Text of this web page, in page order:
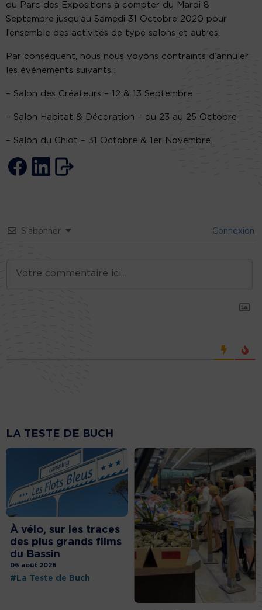
du Parc des Expositions à compter du Mardi 8
Septembre jusqu’au Samedi 31 Octobre 2020 pour
l’ensemble des activités de type salons et autres.
Par conséquent, nous nous voyons contraints d’annuler
les événements suivants :
– Salon des Créateurs – 12 & 13 Septembre
– Salon Habitat & Décoration – du 23 au 25 Octobre
– Salon du Chiot – 31 Octobre & 1er Novembre.
S’abonner Connexion
LA TESTE DE BUCH
À vélo, sur les traces
des plus grands films
du Bassin
06 août 2026
#La Teste de Buch